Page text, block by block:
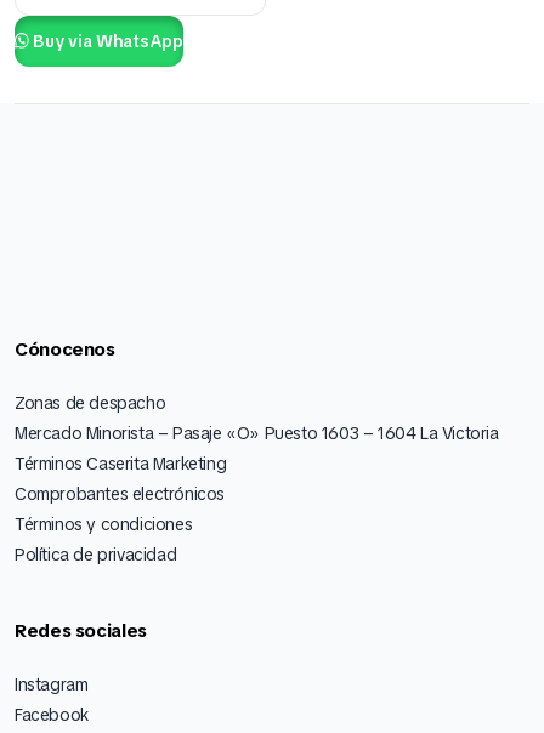
Buy via WhatsApp
Cónocenos
Zonas de despacho
Mercado Minorista – Pasaje «O» Puesto 1603 – 1604 La Victoria
Términos Caserita Marketing
Comprobantes electrónicos
Términos y condiciones
Política de privacidad
Redes sociales
Instagram
Facebook